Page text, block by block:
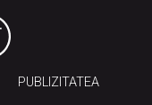
PUBLIZITATEA